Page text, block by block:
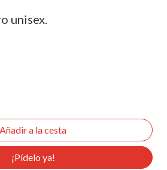
unisex.
¡Pídelo ya!